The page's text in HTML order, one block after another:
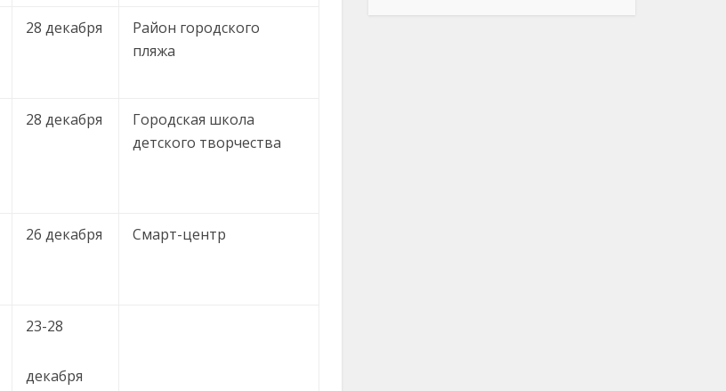
28 декабря
Район городского
пляжа
28 декабря
Городская школа
детского творчества
26 декабря Смарт-центр
23-28
декабря